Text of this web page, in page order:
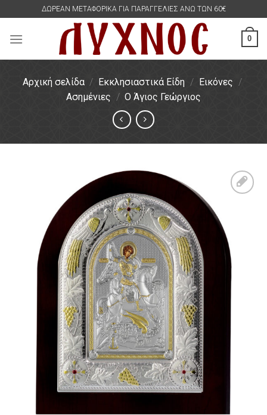
content
ΔΩΡΕΑΝ ΜΕΤΑΦΟΡΙΚΑ ΓΙΑ ΠΑΡΑΓΓΕΛΙΕΣ ΑΝΩ ΤΩΝ 60€
0
Αρχική σελίδα / Εκκλησιαστικά Είδη / Εικόνες /
Ασημένιες / Ο Άγιος Γεώργιος
λίστα
επιθυμιών